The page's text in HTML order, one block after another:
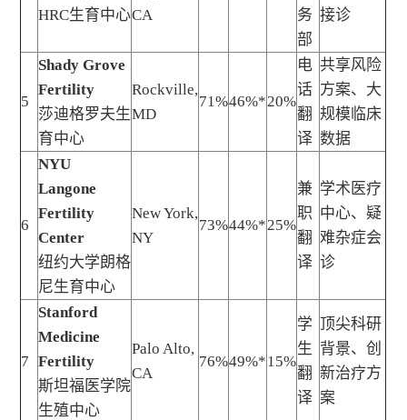
HRC生育中心CA
务
部
接诊
5
Shady Grove
Fertility
莎迪格罗夫生
育中心
Rockville,
MD
71%46%*20%
电
话
翻
译
共享风险
方案、大
规模临床
数据
6
NYU
Langone
Fertility
Center
纽约大学朗格
尼生育中心
New York,
NY
73%44%*25%
兼
职
翻
译
学术医疗
中心、疑
难杂症会
诊
7
Stanford
Medicine
Fertility
斯坦福医学院
生殖中心
Palo Alto,
CA
76%49%*15%
学
生
翻
译
顶尖科研
背景、创
新治疗方
案